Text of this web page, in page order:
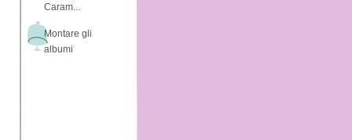
Caram...
Montare gli
albumi